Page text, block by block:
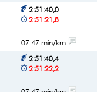
2:51:40,0
2:51:21,8
07:47 min/km
2:51:40,4
2:51:22,2